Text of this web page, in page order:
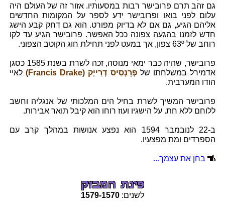
גם זהב תרם פרובישר רבות במסעותיו. אזור זה של העולם היה
עלום לפני בואו ופרובישר ידע לספר על המקומות החדשים
אליהם הגיע, גם אם לא בדיוק מפורט. הוא גם דחק קבע הישג
חדש לזמנו בהגעה צפונה ככל האפשר. פרובישר הגיע עד לקו
רוחב של 63º צפון, אך במעט לפני תחילת חוג הקוטב הצפוני.
פרובישר, שהיה כבר ימאי מנוסה, זכה לשרת בשנת 1585 כסגן
אדמירל במשלחתו שלפְרָנְסִיס דְרֵייְק (Francis Drake)
לאיי
הודו המערבית.
פרובישר המשיך לשרת בחיל הים המלכותי של אנגליה וחשב
ללוחם ללא חת. על הישגיו ועוז רוחו הוא קיבל תואר אבירות.
ב-22 לנובמבר 1594 הוא נפצע אנושות במהלך קרב עם
הספרדים ומת מפצעיו.
בחן את עצמך...
לשנים: 1579-1570